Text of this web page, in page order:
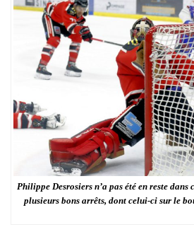
Philippe Desrosiers n’a pas été en reste
plusieurs bons arrêts, dont celui-ci sur le